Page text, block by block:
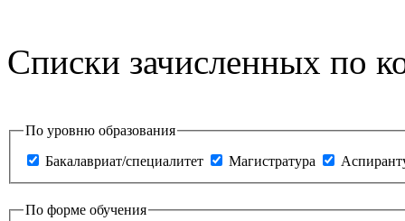
Списки зачисленных по
По уровню образования
Бакалавриат/специалитет
Магистратура
По форме обучения